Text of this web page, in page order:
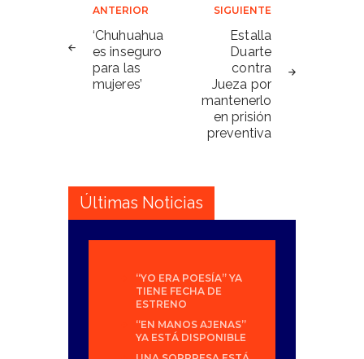
Navegación
de
entradas
ANTERIOR
‘Chuhuahua
es inseguro
para las
mujeres’
SIGUIENTE
Estalla
Duarte
contra
Jueza por
mantenerlo
en prisión
preventiva
Últimas Noticias
“YO ERA POESÍA” YA
TIENE FECHA DE
ESTRENO
“EN MANOS AJENAS”
YA ESTÁ DISPONIBLE